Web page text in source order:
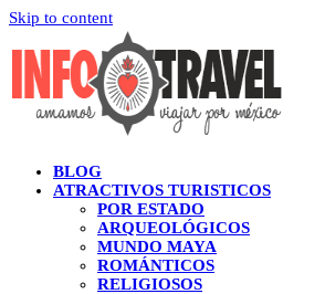
Skip to content
BLOG
ATRACTIVOS TURISTICOS
POR ESTADO
ARQUEOLÓGICOS
MUNDO MAYA
ROMÁNTICOS
RELIGIOSOS